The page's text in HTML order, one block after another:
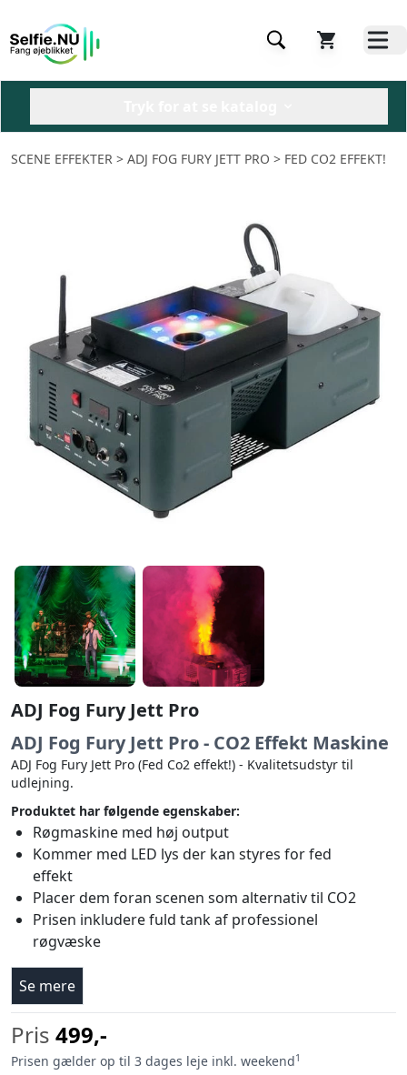
SCENE EFFEKTER > ADJ FOG FURY JETT PRO > FED CO2 EFFEKT!
ADJ Fog Fury Jett Pro
ADJ Fog Fury Jett Pro - CO2 Effekt Maskine
ADJ Fog Fury Jett Pro (Fed Co2 effekt!) - Kvalitetsudstyr til
udlejning.
Produktet har følgende egenskaber:
Røgmaskine med høj output
Kommer med LED lys der kan styres for fed
effekt
Placer dem foran scenen som alternativ til CO2
Prisen inkludere fuld tank af professionel
røgvæske
Se mere
Pris 499,-
Prisen gælder op til 3 dages leje inkl. weekend1